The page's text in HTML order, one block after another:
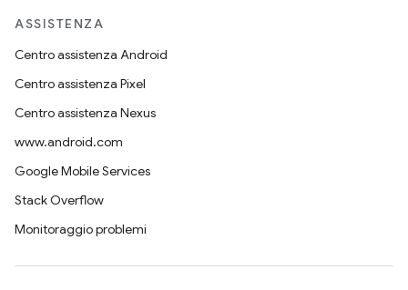
ASSISTENZA
Centro assistenza Android
Centro assistenza Pixel
Centro assistenza Nexus
www.android.com
Google Mobile Services
Stack Overflow
Monitoraggio problemi